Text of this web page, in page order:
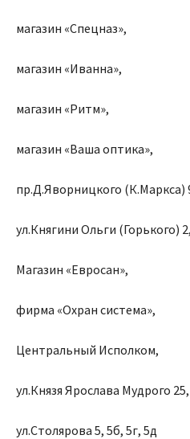
магазин «Спецназ»,
магазин «Иванна»,
магазин «Ритм»,
магазин «Ваша оптика»,
пр.Д.Яворницкого (К.Маркса)
ул.Княгини Ольги (Горького)
Магазин «Евросан»,
фирма «Охран система»,
Центральный Исполком,
ул.Князя Ярослава Мудрого
ул.Столярова 5, 5б, 5г, 5д